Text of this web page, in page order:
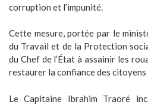
corruption et l’impunité.
Cette mesure, portée par le
du Travail et de la Protection
du Chef de l’État à assainir les
restaurer la confiance des
Le Capitaine Ibrahim Traoré